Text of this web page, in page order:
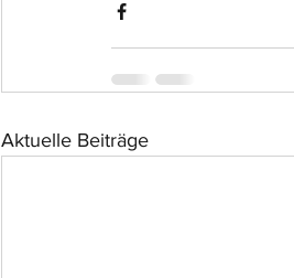
Aktuelle Beiträge